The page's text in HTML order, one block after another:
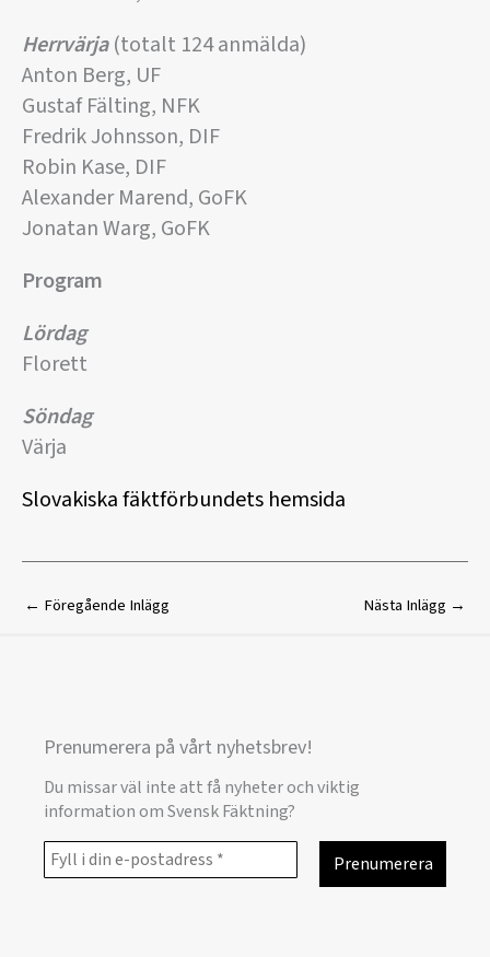
Herrvärja(totalt 124 anmälda)
Anton Berg, UF
Gustaf Fälting, NFK
Fredrik Johnsson, DIF
Robin Kase, DIF
Alexander Marend, GoFK
Jonatan Warg, GoFK
Program
Lördag
Florett
Söndag
Värja
Slovakiska fäktförbundets hemsida
← Föregående Inlägg Nästa Inlägg →
Prenumerera på vårt nyhetsbrev!
Du missar väl inte att få nyheter och viktig
information om Svensk Fäktning?